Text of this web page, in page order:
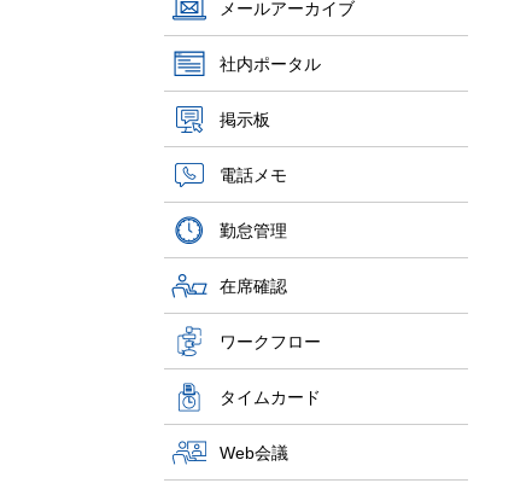
メールアーカイブ
社内ポータル
掲示板
電話メモ
勤怠管理
在席確認
ワークフロー
タイムカード
Web会議